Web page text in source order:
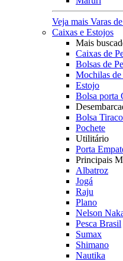
Veja mais Varas
Caixas e Estojos
Mais
Caixas de
Bolsas de
Mochilas de
Estojo
Bolsa porta
Bolsa
Pochete
Utilitário
Porta
Principais
Albatroz
Jogá
Raju
Plano
Nelson
Pesca Brasil
Sumax
Shimano
Nautika